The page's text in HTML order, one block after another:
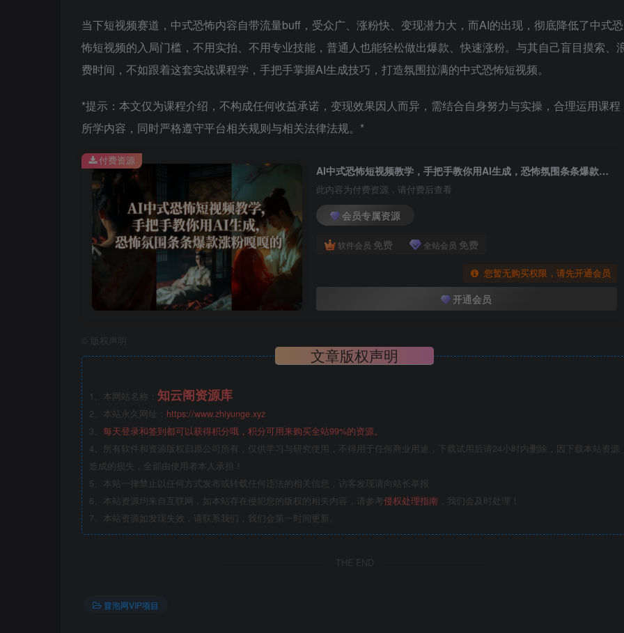
当下短视频赛道，中式恐怖内容自带流量buff，受众广、涨粉快、变现潜力大，而AI的出现，彻底降低了中式恐
怖短视频的入局门槛，不用实拍、不用专业技能，普通人也能轻松做出爆款、快速涨粉。与其自己盲目摸索、
费时间，不如跟着这套实战课程学，手把手掌握AI生成技巧，打造氛围拉满的中式恐怖短视频。
*提示：本文仅为课程介绍，不构成任何收益承诺，变现效果因人而异，需结合自身努力与实操，合理运用课程
所学内容，同时严格遵守平台相关规则与相关法律法规。*
AI中式恐怖短视频教学，手把手教你用AI生成，恐怖氛围条条爆款涨粉嘎嘎的
此内容为付费资源，请付费后查看
会员专属资源
软件会员 免费 全站会员 免费
您暂无购买权限，请先开通会员
开通会员
付费资源
版权声明
文章版权声明
1、本网站名称： 知云阁资源库
2、本站永久网址： https://www.zhiyunge.xyz
3、 每天登录和签到都可以获得积分哦，积分可用来购买全站99%的资源。
4、所有软件和资源版权归原公司所有，仅供学习与研究使用，不得用于任何商业用途，下载试用后请24小时内删除，因下载本站资源
造成的损失，全部由使用者本人承担！
5、本站一律禁止以任何方式发布或转载任何违法的相关信息，访客发现请向站长举报
6、本站资源均来自互联网，如本站存在侵犯您的版权的相关内容，请参考侵权处理指南 ，我们会及时处理！
7、本站资源如发现失效，请联系我们，我们会第一时间更新。
THE END
冒泡网VIP项目